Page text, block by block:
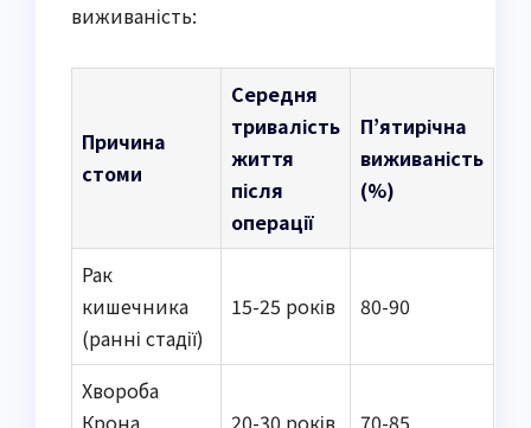
виживаність:
Причина
стоми
Середня
тривалість
життя
після
операції
П’ятирічна
виживаність
(%)
Рак
кишечника
(ранні стадії)
15-25 років 80-90
Хвороба